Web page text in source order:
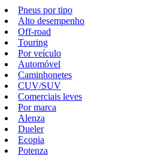
Pneus por tipo
Alto desempenho
Off-road
Touring
Por veículo
Automóvel
Caminhonetes
CUV/SUV
Comerciais leves
Por marca
Alenza
Dueler
Ecopia
Potenza